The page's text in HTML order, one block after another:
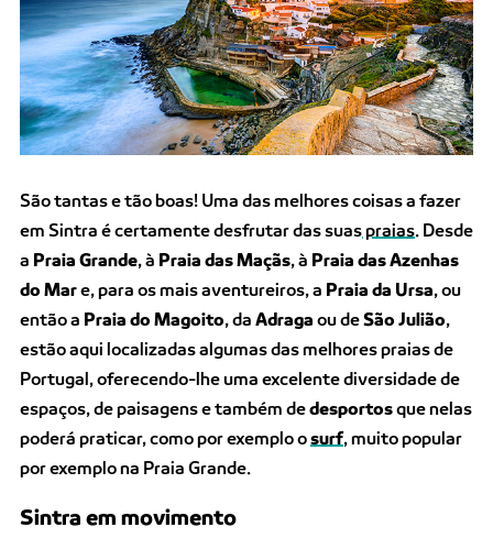
São tantas e tão boas! Uma das melhores coisas a fazer
em Sintra é certamente desfrutar das suaspraias . Desde
a Praia Grande, à Praia das Maçãs, à Praia das Azenhas
do Mare, para os mais aventureiros, a Praia da Ursa, ou
então a Praia do Magoito, da Adraga ou deSão Julião,
estão aqui localizadas algumas das melhores praias de
Portugal, oferecendo-lhe uma excelente diversidade de
espaços, de paisagens e também dedesportosque nelas
poderá praticar, como por exemplo osurf, muito popular
por exemplo na Praia Grande.
Sintra em movimento